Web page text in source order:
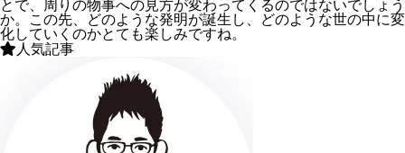
とで、周りの物事への見方が変わってくるのではないでしょう
か。この先、どのような発明が誕生し、どのような世の中に変
化していくのかとても楽しみですね。
人気記事